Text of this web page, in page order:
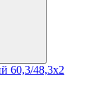
60,3/48,3х2